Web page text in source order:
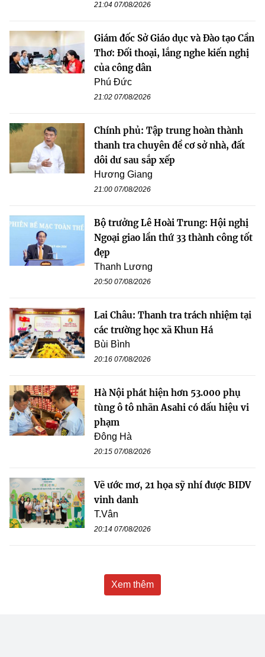
21:04 07/08/2026
Giám đốc Sở Giáo dục và Đào tạo Cần
Thơ: Đối thoại, lắng nghe kiến nghị
của công dân
Phú Đức
21:02 07/08/2026
Chính phủ: Tập trung hoàn thành
thanh tra chuyên đề cơ sở nhà, đất
dôi dư sau sắp xếp
Hương Giang
21:00 07/08/2026
Bộ trưởng Lê Hoài Trung: Hội nghị
Ngoại giao lần thứ 33 thành công tốt
đẹp
Thanh Lương
20:50 07/08/2026
Lai Châu: Thanh tra trách nhiệm tại
các trường học xã Khun Há
Bùi Bình
20:16 07/08/2026
Hà Nội phát hiện hơn 53.000 phụ
tùng ô tô nhãn Asahi có dấu hiệu vi
phạm
Đông Hà
20:15 07/08/2026
Vẽ ước mơ, 21 họa sỹ nhí được BIDV
vinh danh
T.Vân
20:14 07/08/2026
Xem thêm